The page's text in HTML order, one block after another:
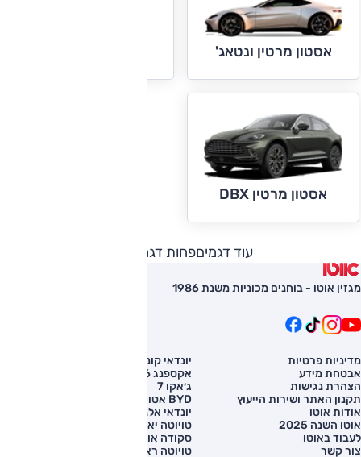
אסטון מרטין ונטאג'
אסטון מרטין DBX
עוד דגמיםפחות דגמים
מגזין אוטו - בוחנים מכוניות משנת 1986
מדיניות פרטיות
אבטחת מידע
הצהרת נגישות
תקנון האתר ושירות הייעוץ
אודות אוטו
אוטו השנה 2025
לעבוד באוטו
צור קשר
יונדאי קונה
אקספנג G6
ג׳אקו 7
BYD אטו 3
יונדאי אלנטרה
טויוטה יאריס קרוס
סקודה אוקטביה
טויוטה ראב 4